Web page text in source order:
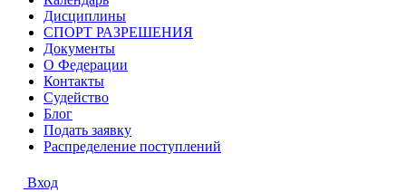
Дисциплины
СПОРТ РАЗРЕШЕНИЯ
Документы
О Федерации
Контакты
Судейство
Блог
Подать заявку
Распределение поступлений
Вход